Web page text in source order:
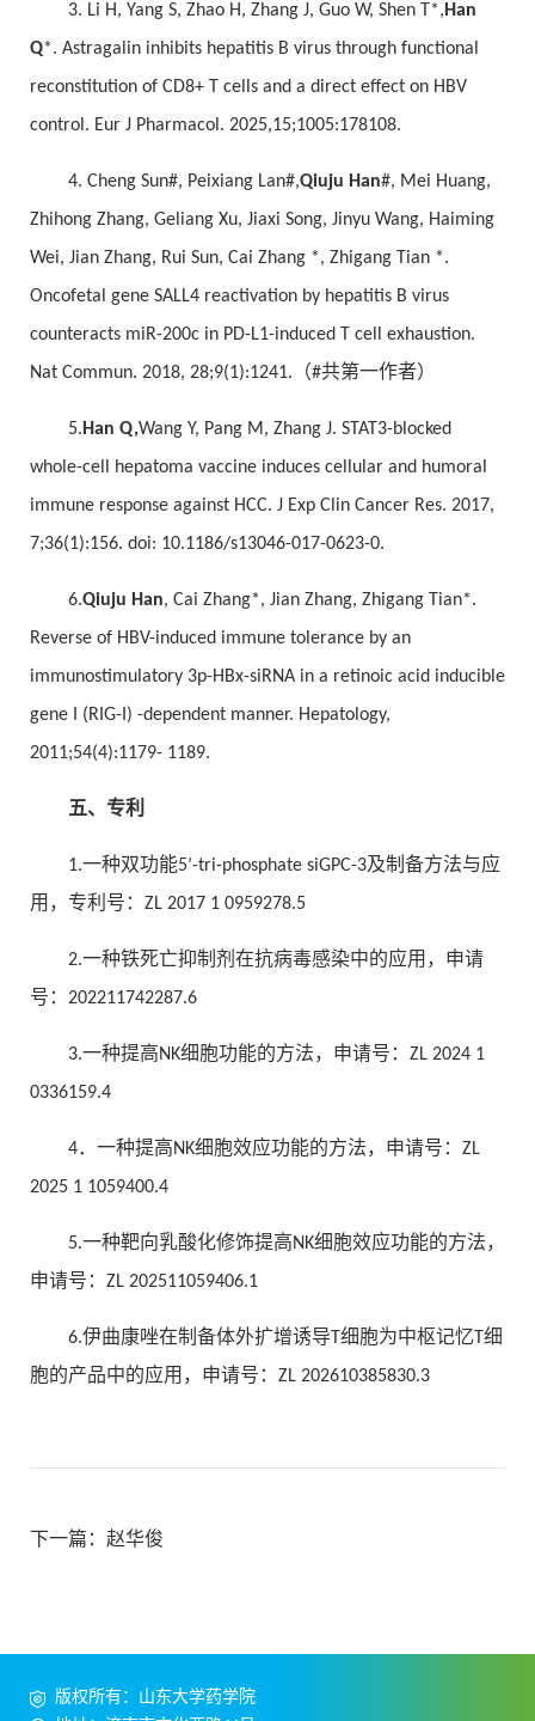
3. Li H, Yang S, Zhao H, Zhang J, Guo W, Shen T*,Han
Q*. Astragalin inhibits hepatitis B virus through functional
reconstitution of CD8+ T cells and a direct effect on HBV
control. Eur J Pharmacol. 2025,15;1005:178108.
4. Cheng Sun#, Peixiang Lan#,Qiuju Han#, Mei Huang,
Zhihong Zhang, Geliang Xu, Jiaxi Song, Jinyu Wang, Haiming
Wei, Jian Zhang, Rui Sun, Cai Zhang *, Zhigang Tian *.
Oncofetal gene SALL4 reactivation by hepatitis B virus
counteracts miR-200c in PD-L1-induced T cell exhaustion.
Nat Commun. 2018, 28;9(1):1241.（#共第一作者）
5.Han Q,Wang Y, Pang M, Zhang J. STAT3-blocked
whole-cell hepatoma vaccine induces cellular and humoral
immune response against HCC. J Exp Clin Cancer Res. 2017,
7;36(1):156. doi: 10.1186/s13046-017-0623-0.
6.Qiuju Han, Cai Zhang*, Jian Zhang, Zhigang Tian*.
Reverse of HBV-induced immune tolerance by an
immunostimulatory 3p-HBx-siRNA in a retinoic acid inducible
gene I (RIG-I) -dependent manner. Hepatology,
2011;54(4):1179- 1189.
五、专利
1.一种双功能5’-tri-phosphate siGPC-3及制备方法与应
用，专利号：ZL 2017 1 0959278.5
2.一种铁死亡抑制剂在抗病毒感染中的应用，申请
号：202211742287.6
3.一种提高NK细胞功能的方法，申请号：ZL 2024 1
0336159.4
4．一种提高NK细胞效应功能的方法，申请号：ZL
2025 1 1059400.4
5.一种靶向乳酸化修饰提高NK细胞效应功能的方法，
申请号：ZL 202511059406.1
6.伊曲康唑在制备体外扩增诱导T细胞为中枢记忆T细
胞的产品中的应用，申请号：ZL 202610385830.3
下一篇： 赵华俊
版权所有：山东大学药学院